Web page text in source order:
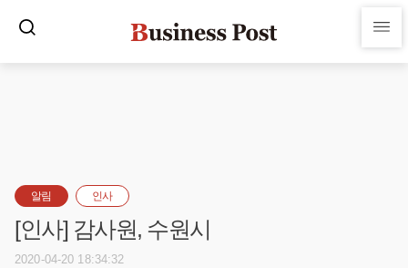
알림 인사
[인사] 감사원, 수원시
2020-04-20 18:34:32